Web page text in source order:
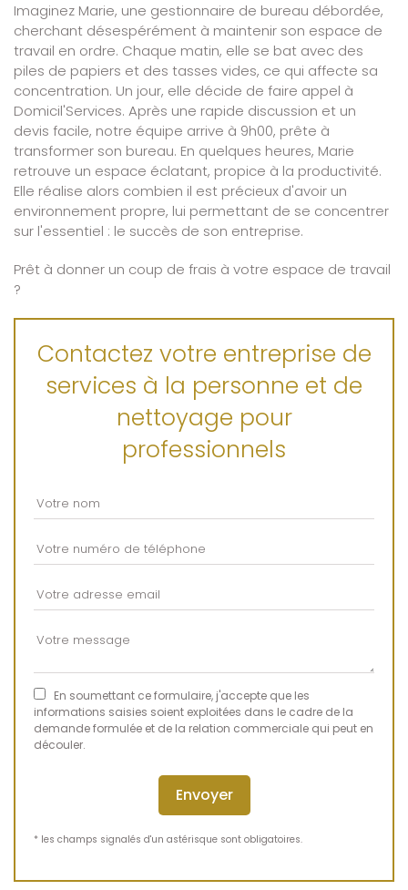
Imaginez Marie, une gestionnaire de bureau débordée,
cherchant désespérément à maintenir son espace de
travail en ordre. Chaque matin, elle se bat avec des
piles de papiers et des tasses vides, ce qui affecte sa
concentration. Un jour, elle décide de faire appel à
Domicil'Services. Après une rapide discussion et un
devis facile, notre équipe arrive à 9h00, prête à
transformer son bureau. En quelques heures, Marie
retrouve un espace éclatant, propice à la productivité.
Elle réalise alors combien il est précieux d'avoir un
environnement propre, lui permettant de se concentrer
sur l'essentiel : le succès de son entreprise.
Prêt à donner un coup de frais à votre espace de travail
?
Contactez votre entreprise de
services à la personne et de
nettoyage pour
professionnels
En soumettant ce formulaire, j'accepte que les
informations saisies soient exploitées dans le cadre de la
demande formulée et de la relation commerciale qui peut en
découler.
* les champs signalés d'un astérisque sont obligatoires.